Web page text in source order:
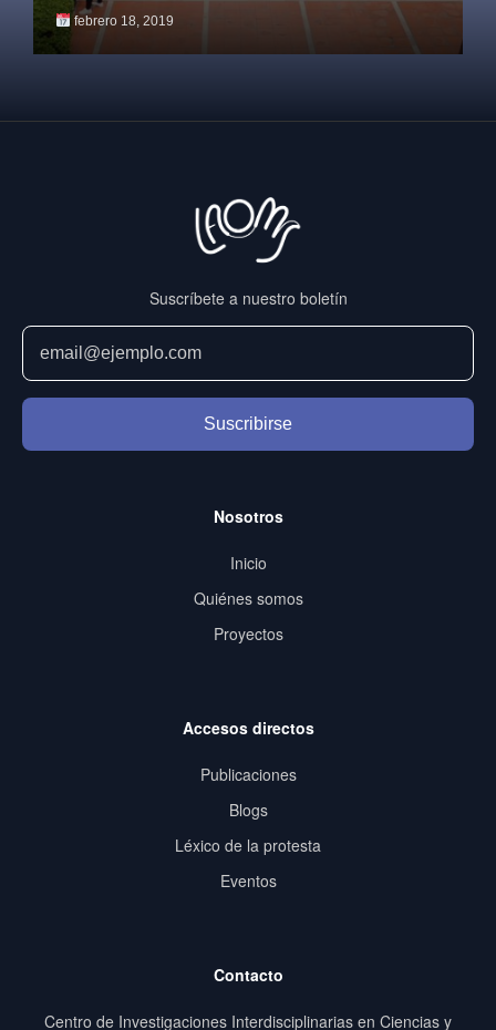
febrero 18, 2019
Suscríbete a nuestro boletín
Suscribirse
Nosotros
Inicio
Quiénes somos
Proyectos
Accesos directos
Publicaciones
Blogs
Léxico de la protesta
Eventos
Contacto
Centro de Investigaciones Interdisciplinarias en Ciencias y